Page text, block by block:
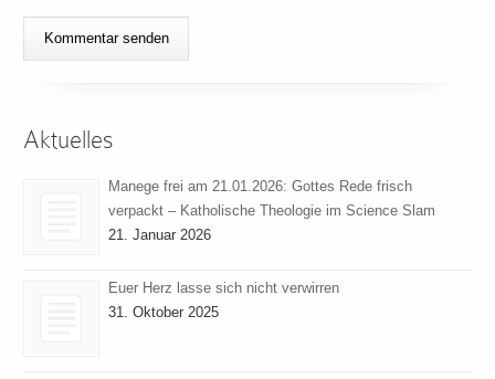
Aktuelles
Manege frei am 21.01.2026: Gottes Rede frisch
verpackt – Katholische Theologie im Science Slam
21. Januar 2026
Euer Herz lasse sich nicht verwirren
31. Oktober 2025